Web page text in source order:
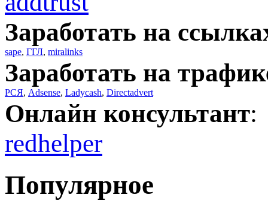
Заработать на
sape, ГГЛ, miralinks
Заработать на
РСЯ, Adsense, Ladycash, Directadvert
Онлайн консультант:
redhelper
Популярное